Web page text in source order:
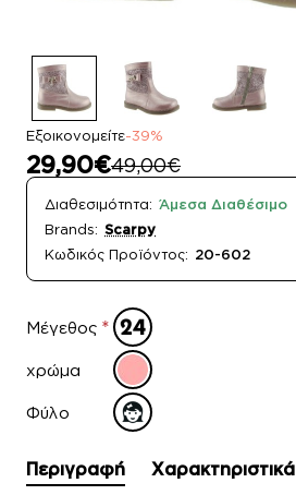
Εξοικονομείτε-39%
29,90€49,00€
Διαθεσιμότητα: Άμεσα Διαθέσιμο
Brands: Scarpy
Κωδικός Προϊόντος: 20-602
Μέγεθος
χρώμα
Φύλο
Περιγραφή Χαρακτηριστικά